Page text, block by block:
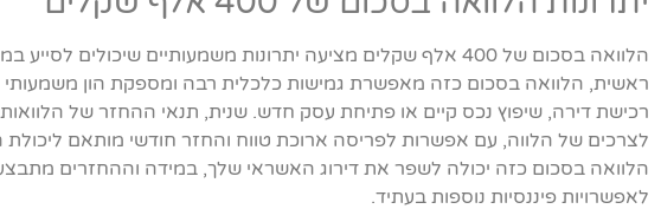
הלוואה בסכום של 400 אלף שקלים מציעה יתרונות משמעותיים שיכולים
ראשית, הלוואה בסכום כזה מאפשרת גמישות כלכלית רבה ומספקת הון משמעותי
רכישת דירה, שיפוץ נכס קיים או פתיחת עסק חדש. שנית, תנאי ההחזר של
לצרכים של הלווה, עם אפשרות לפריסה ארוכת טווח והחזר חודשי מותאם
הלוואה בסכום כזה יכולה לשפר את דירוג האשראי שלך, במידה וההחזרים
לאפשרויות פיננסיות נוספות בעתיד.